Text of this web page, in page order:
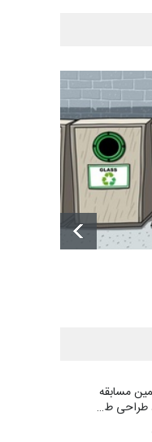
مسابقه
طراحی ط…